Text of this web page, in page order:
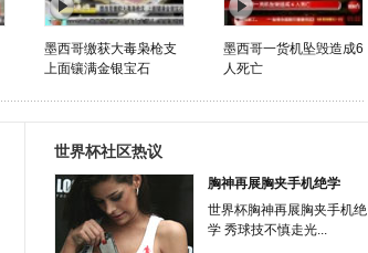
墨西哥缴获大毒枭枪支
上面镶满金银宝石
墨西哥一货机坠毁造成6
人死亡
世界杯社区热议
胸神再展胸夹手机绝学
世界杯胸神再展胸夹手机绝
学 秀球技不慎走光...